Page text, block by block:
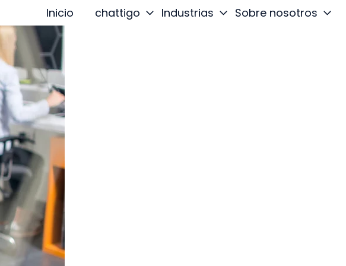
Inicio chattigo Industrias Sobre nosotros